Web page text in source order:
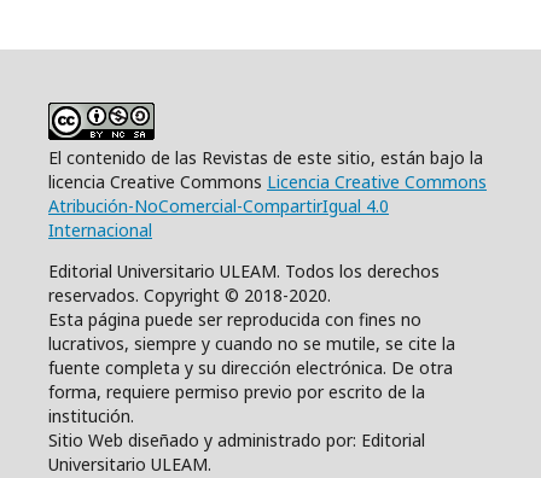
El contenido de las Revistas de este sitio, están bajo la
licencia Creative Commons Licencia Creative Commons
Atribución-NoComercial-CompartirIgual 4.0
Internacional
Editorial Universitario ULEAM. Todos los derechos
reservados. Copyright © 2018-2020.
Esta página puede ser reproducida con fines no
lucrativos, siempre y cuando no se mutile, se cite la
fuente completa y su dirección electrónica. De otra
forma, requiere permiso previo por escrito de la
institución.
Sitio Web diseñado y administrado por: Editorial
Universitario ULEAM.